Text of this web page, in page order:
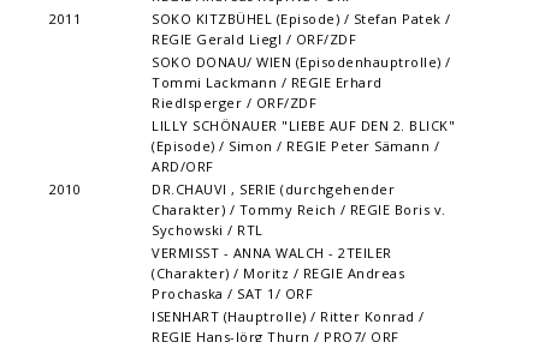
2011
SOKO KITZBÜHEL (Episode) / Stefan Patek /
REGIE Gerald Liegl / ORF/ZDF
SOKO DONAU/ WIEN (Episodenhauptrolle) /
Tommi Lackmann / REGIE Erhard
Riedlsperger / ORF/ZDF
LILLY SCHÖNAUER "LIEBE AUF DEN 2. BLICK"
(Episode) / Simon / REGIE Peter Sämann /
ARD/ORF
2010
DR.CHAUVI , SERIE (durchgehender
Charakter) / Tommy Reich / REGIE Boris v.
Sychowski / RTL
VERMISST - ANNA WALCH - 2TEILER
(Charakter) / Moritz / REGIE Andreas
Prochaska / SAT 1/ ORF
ISENHART (Hauptrolle) / Ritter Konrad /
REGIE Hans-Jörg Thurn / PRO7/ ORF